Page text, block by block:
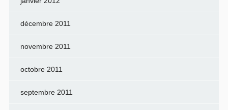
décembre 2011
novembre 2011
octobre 2011
septembre 2011